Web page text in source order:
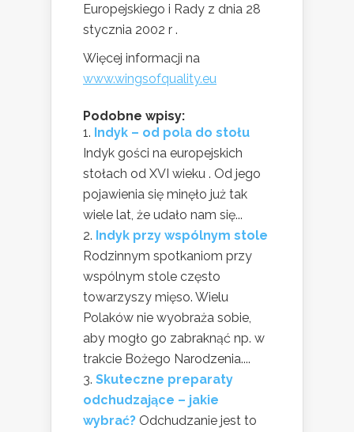
Europejskiego i Rady z dnia 28
stycznia 2002 r .
Więcej informacji na
www.wingsofquality.eu
Podobne wpisy:
Indyk – od pola do stołu
Indyk gości na europejskich
stołach od XVI wieku . Od jego
pojawienia się minęło już tak
wiele lat, że udało nam się...
Indyk przy wspólnym stole
Rodzinnym spotkaniom przy
wspólnym stole często
towarzyszy mięso. Wielu
Polaków nie wyobraża sobie,
aby mogło go zabraknąć np. w
trakcie Bożego Narodzenia....
Skuteczne preparaty
odchudzające – jakie
wybrać? Odchudzanie jest to